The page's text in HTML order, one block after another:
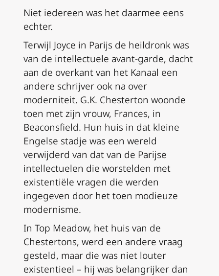
Niet iedereen was het daarmee eens
echter.
Terwijl Joyce in Parijs de heildronk was
van de intellectuele avant-garde, dacht
aan de overkant van het Kanaal een
andere schrijver ook na over
moderniteit. G.K. Chesterton woonde
toen met zijn vrouw, Frances, in
Beaconsfield. Hun huis in dat kleine
Engelse stadje was een wereld
verwijderd van dat van de Parijse
intellectuelen die worstelden met
existentiële vragen die werden
ingegeven door het toen modieuze
modernisme.
In Top Meadow, het huis van de
Chestertons, werd een andere vraag
gesteld, maar die was niet louter
existentieel – hij was belangrijker dan